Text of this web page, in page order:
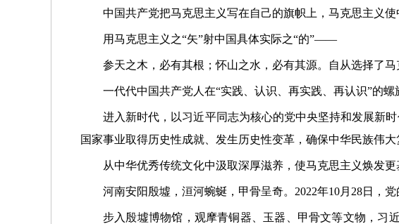
中国共产党把马克思主义写在自己的旗帜上，马克思主义
用马克思主义之“矢”射中国具体实际之“的”——
参天之木，必有其根；怀山之水，必有其源。自从选择了
一代代中国共产党人在“实践、认识、再实践、再认识”的
进入新时代，以习近平同志为核心的党中央坚持和发展新
国家事业取得历史性成就、发生历史性变革，确保中华民族伟
从中华优秀传统文化中汲取深厚滋养，使马克思主义焕发
河南安阳殷墟，洹河蜿蜒，甲骨呈奇。2022年10月28日，
步入殷墟博物馆，观摩青铜器、玉器、甲骨文等文物，习